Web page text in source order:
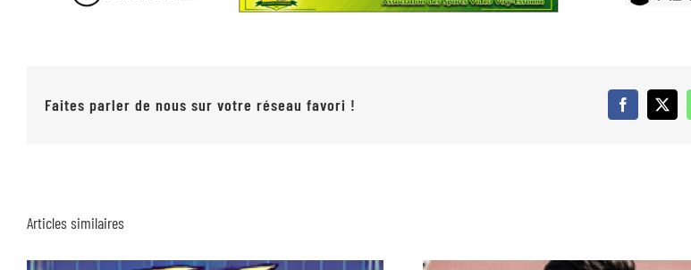
Faites parler de nous sur votre réseau favori !
Articles similaires